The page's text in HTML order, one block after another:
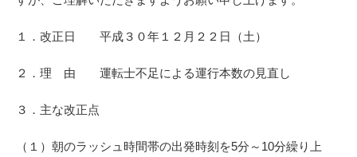
１．改正日 平成３０年１２月２２日（土）
２．理 由 運転士不足による運行本数の見直し
３．主な改正点
（１）朝のラッシュ時間帯の出発時刻を5分～10分繰り上